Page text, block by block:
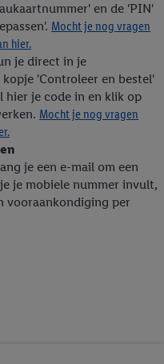
en de 'PIN'
Mocht je nog vragen
hier.
je direct in je
'Controleer en bestel'
hier je code in en klik op
Mocht je nog vragen
je een e-mail om een
je mobiele nummer invult,
vooraankondiging per